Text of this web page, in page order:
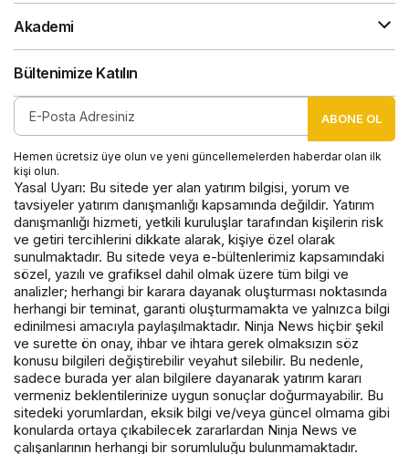
Akademi
Bültenimize Katılın
ABONE OL
Hemen ücretsiz üye olun ve yeni güncellemelerden haberdar olan ilk
kişi olun.
Yasal Uyarı: Bu sitede yer alan yatırım bilgisi, yorum ve
tavsiyeler yatırım danışmanlığı kapsamında değildir. Yatırım
danışmanlığı hizmeti, yetkili kuruluşlar tarafından kişilerin risk
ve getiri tercihlerini dikkate alarak, kişiye özel olarak
sunulmaktadır. Bu sitede veya e-bültenlerimiz kapsamındaki
sözel, yazılı ve grafiksel dahil olmak üzere tüm bilgi ve
analizler; herhangi bir karara dayanak oluşturması noktasında
herhangi bir teminat, garanti oluşturmamakta ve yalnızca bilgi
edinilmesi amacıyla paylaşılmaktadır. Ninja News hiçbir şekil
ve surette ön onay, ihbar ve ihtara gerek olmaksızın söz
konusu bilgileri değiştirebilir veyahut silebilir. Bu nedenle,
sadece burada yer alan bilgilere dayanarak yatırım kararı
vermeniz beklentilerinize uygun sonuçlar doğurmayabilir. Bu
sitedeki yorumlardan, eksik bilgi ve/veya güncel olmama gibi
konularda ortaya çıkabilecek zararlardan Ninja News ve
çalışanlarının herhangi bir sorumluluğu bulunmamaktadır.